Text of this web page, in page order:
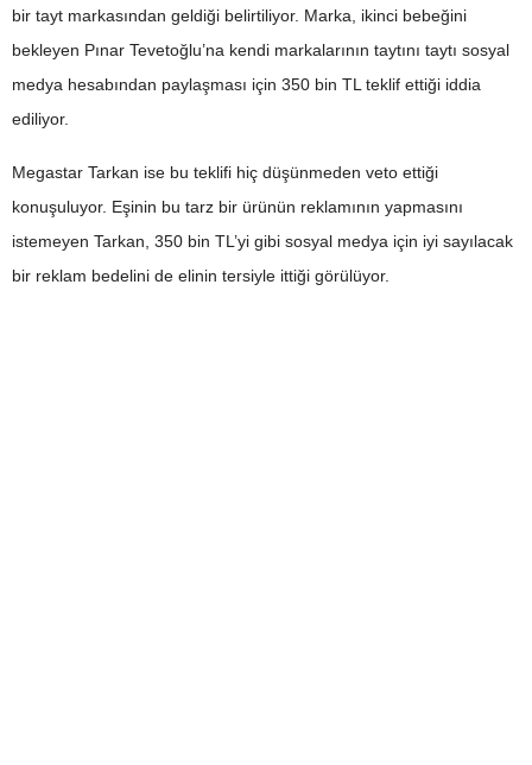
bir tayt markasından geldiği belirtiliyor. Marka, ikinci bebeğini
bekleyen Pınar Tevetoğlu’na kendi markalarının taytını taytı sosyal
medya hesabından paylaşması için 350 bin TL teklif ettiği iddia
ediliyor.
Megastar Tarkan ise bu teklifi hiç düşünmeden veto ettiği
konuşuluyor. Eşinin bu tarz bir ürünün reklamının yapmasını
istemeyen Tarkan, 350 bin TL’yi gibi sosyal medya için iyi sayılacak
bir reklam bedelini de elinin tersiyle ittiği görülüyor.